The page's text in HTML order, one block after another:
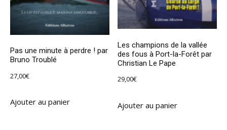
Pas une minute à perdre ! par
Bruno Troublé
27,00€
Ajouter au panier
Les champions de la vallée
des fous à Port-la-Forêt par
Christian Le Pape
29,00€
Ajouter au panier